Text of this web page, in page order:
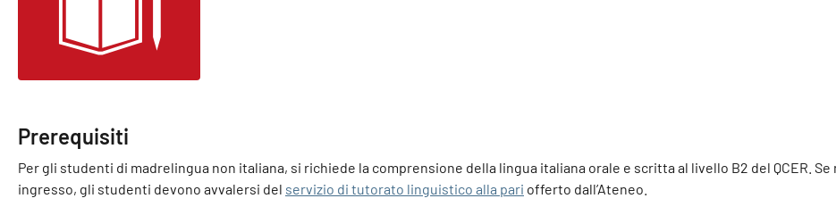
Prerequisiti
Per gli studenti di madrelingua non italiana, si richiede la comprensione della lingua italiana orale e scritta al livello B2 del QCER.
ingresso, gli studenti devono avvalersi del servizio di tutorato linguistico alla pari offerto dall’Ateneo.